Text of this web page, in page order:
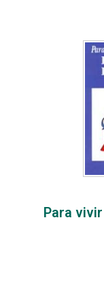
Para